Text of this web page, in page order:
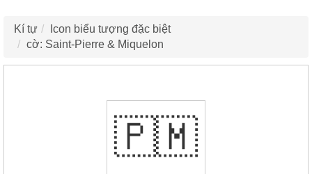
Kí tự
Icon biểu tượng đặc biệt
cờ: Saint-Pierre & Miquelon
🇵🇲